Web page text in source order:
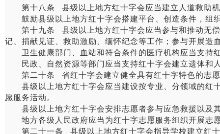
第十八条 县级以上地方红十字会应当建立人道救助机
鼓励县级以上地方红十字会搭建平台、创造条件，组
第十九条 县级以上地方红十字会应当参与和推动无偿
记、捐献见证、救助激励、缅怀纪念等工作；参与开展
卫生健康部门、血站和符合条件的医疗机构应当支持
民政、自然资源等部门应当支持红十字会建立遗体和
第二十条 省红十字会建立健全具有红十字特色的志愿
县级以上地方红十字会应当建设按专业、分领域的红
愿服务活动。
县级以上地方红十字会安排志愿者参与应急救援以及
地方各级人民政府应当为红十字志愿服务组织开展志
第二十一条 县级以上地方红十字会指导学校建立红十